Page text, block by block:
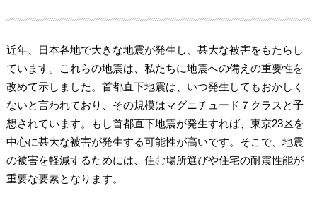
近年、日本各地で大きな地震が発生し、甚大な被害をもたらし
ています。これらの地震は、私たちに地震への備えの重要性を
改めて示しました。首都直下地震は、いつ発生してもおかしく
ないと言われており、その規模はマグニチュード７クラスと予
想されています。もし首都直下地震が発生すれば、東京23区を
中心に甚大な被害が発生する可能性が高いです。そこで、地震
の被害を軽減するためには、住む場所選びや住宅の耐震性能が
重要な要素となります。